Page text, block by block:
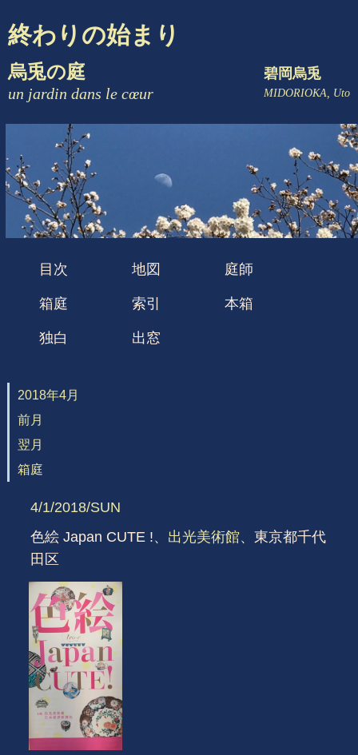
終わりの始まり
烏兎の庭
un jardin dans le cœur
碧岡烏兎
MIDORIOKA, Uto
目次 地図 庭師
箱庭 索引 本箱
独白 出窓
2018年4月
前月
翌月
箱庭
4/1/2018/SUN
色絵 Japan CUTE !、 出光美術館、東京都千代
田区